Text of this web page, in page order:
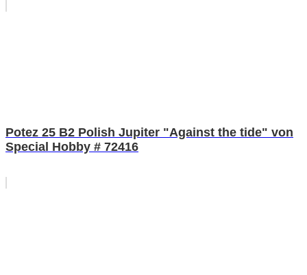
Potez 25 B2 Polish Jupiter "Against the tide" von
Special Hobby # 72416